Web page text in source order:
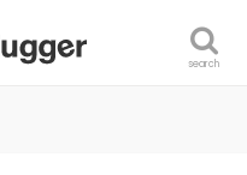
search